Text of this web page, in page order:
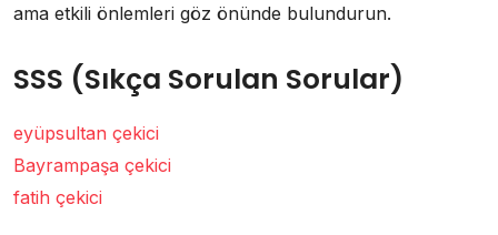
ama etkili önlemleri göz önünde bulundurun.
SSS (Sıkça Sorulan Sorular)
eyüpsultan çekici
Bayrampaşa çekici
fatih çekici